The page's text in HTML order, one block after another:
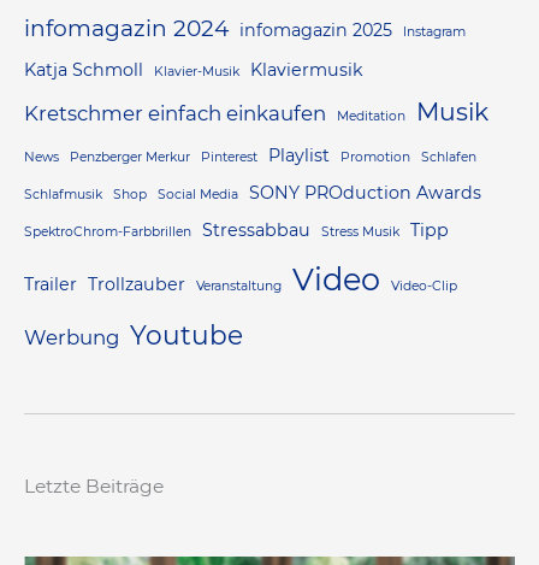
infomagazin 2024 infomagazin 2025 Instagram
Katja Schmoll Klavier-Musik Klaviermusik
Kretschmer einfach einkaufen Meditation Musik
News Penzberger Merkur Pinterest Playlist Promotion Schlafen
Schlafmusik Shop Social Media SONY PROduction Awards
SpektroChrom-Farbbrillen Stressabbau Stress Musik Tipp
Trailer Trollzauber Veranstaltung Video Video-Clip
Werbung Youtube
Letzte Beiträge